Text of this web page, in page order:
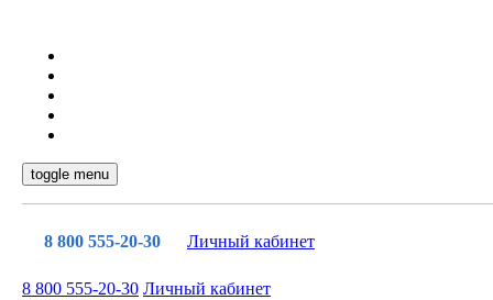
toggle menu
8 800 555-20-30 Личный кабинет
8 800 555-20-30 Личный кабинет